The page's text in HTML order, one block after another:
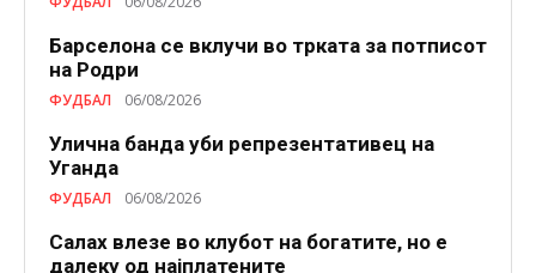
Барселона се вклучи во трката за потписот
на Родри
ФУДБАЛ 06/08/2026
Улична банда уби репрезентативец на
Уганда
ФУДБАЛ 06/08/2026
Салах влезе во клубот на богатите, но е
далеку од најплатените